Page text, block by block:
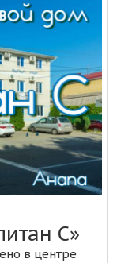
С»
в центре